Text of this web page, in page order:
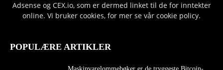
Adsense og CEX.io, som er dermed linket til de for inntekter
online. Vi bruker cookies, for mer se vår cookie policy.
POPULÆRE ARTIKLER